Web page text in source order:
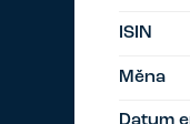
ISIN
Měna